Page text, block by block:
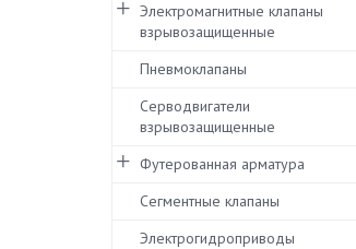
Электромагнитные клапаны
взрывозащищенные
Пневмоклапаны
Серводвигатели
взрывозащищенные
Футерованная арматура
Сегментные клапаны
Электрогидроприводы